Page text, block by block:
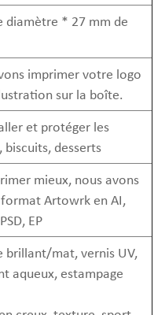
diamètre * 27 mm de
imprimer votre logo
sur la boîte.
et protéger les
biscuits, desserts
mieux, nous avons
Artowrk en AI,
EP
brillant/mat, vernis UV,
aqueux, estampage